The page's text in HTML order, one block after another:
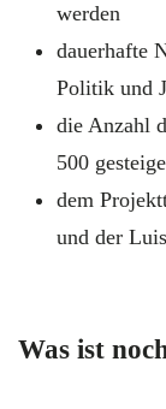
werden
dauerhafte
Politik und
die Anzahl
500
dem
und der
Was ist